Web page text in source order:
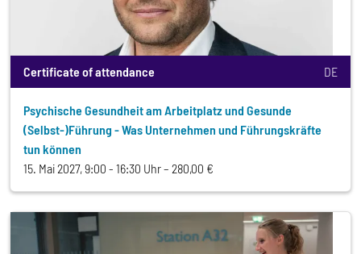
Certificate of attendance DE
Psychische Gesundheit am Arbeitplatz und Gesunde
(Selbst-)Führung - Was Unternehmen und Führungskräfte
tun können
15. Mai 2027, 9:00 - 16:30 Uhr
280,00 €